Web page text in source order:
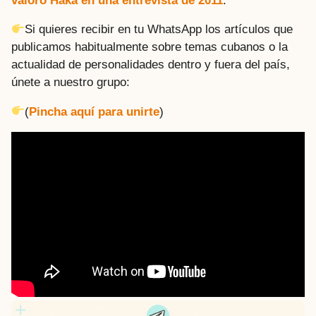
Si quieres recibir en tu WhatsApp los artículos que
publicamos habitualmente sobre temas cubanos o la
actualidad de personalidades dentro y fuera del país,
únete a nuestro grupo:
(Pincha aquí para unirte)